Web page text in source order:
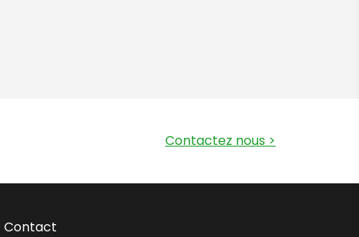
Contactez nous >
Contact